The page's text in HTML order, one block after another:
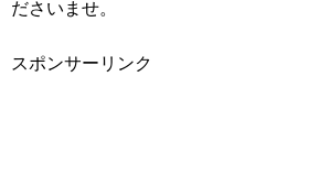
ださいませ。
スポンサーリンク